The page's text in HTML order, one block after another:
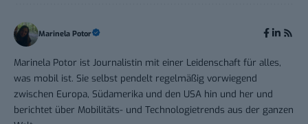
Marinela Potor
Marinela Potor ist Journalistin mit einer Leidenschaft für alles,
was mobil ist. Sie selbst pendelt regelmäßig vorwiegend
zwischen Europa, Südamerika und den USA hin und her und
berichtet über Mobilitäts- und Technologietrends aus der ganzen